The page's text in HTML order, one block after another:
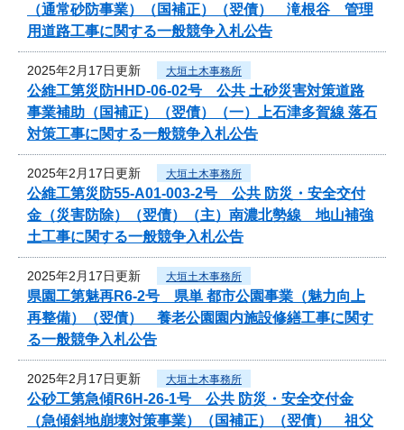
（通常砂防事業）（国補正）（翌債） 滝根谷 管理
用道路工事に関する一般競争入札公告
2025年2月17日更新 大垣土木事務所
公維工第災防HHD-06-02号 公共 土砂災害対策道路
事業補助（国補正）（翌債）（一）上石津多賀線 落石
対策工事に関する一般競争入札公告
2025年2月17日更新 大垣土木事務所
公維工第災防55-A01-003-2号 公共 防災・安全交付
金（災害防除）（翌債）（主）南濃北勢線 地山補強
土工事に関する一般競争入札公告
2025年2月17日更新 大垣土木事務所
県園工第魅再R6-2号 県単 都市公園事業（魅力向上
再整備）（翌債） 養老公園園内施設修繕工事に関す
る一般競争入札公告
2025年2月17日更新 大垣土木事務所
公砂工第急傾R6H-26-1号 公共 防災・安全交付金
（急傾斜地崩壊対策事業）（国補正）（翌債） 祖父